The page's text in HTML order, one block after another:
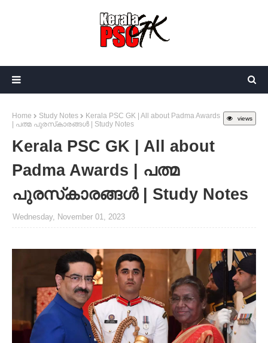
views
Home Study Notes
Kerala PSC GK | All about Padma Awards
| പത്മ പുരസ്‌കാരങ്ങൾ | Study Notes
Kerala PSC GK | All about
Padma Awards | പത്മ
പുരസ്‌കാരങ്ങൾ | Study Notes
Wednesday, November 01, 2023